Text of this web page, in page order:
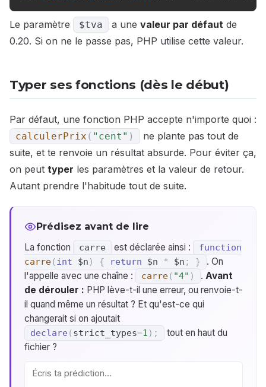
Le paramètre $tva a une valeur par défaut de
0.20. Si on ne le passe pas, PHP utilise cette valeur.
Typer ses fonctions (dès le début)
Par défaut, une fonction PHP accepte n'importe quoi :
calculerPrix ( "cent" )
ne plante pas tout de
suite, et te renvoie un résultat absurde. Pour éviter ça,
on peut typer les paramètres et la valeur de retour.
Autant prendre l'habitude tout de suite.
Prédisez avant de lire
La fonction
carre est déclarée ainsi :
function
carre( int $n ) { return $n * $n ; }
. On
l'appelle avec une chaîne :
carre( "4" ) . Avant
de dérouler : PHP lève-t-il une erreur, ou renvoie-t-
il quand même un résultat ? Et qu'est-ce qui
changerait si on ajoutait
declare ( strict_types=1 ) ;
tout en haut du
fichier ?